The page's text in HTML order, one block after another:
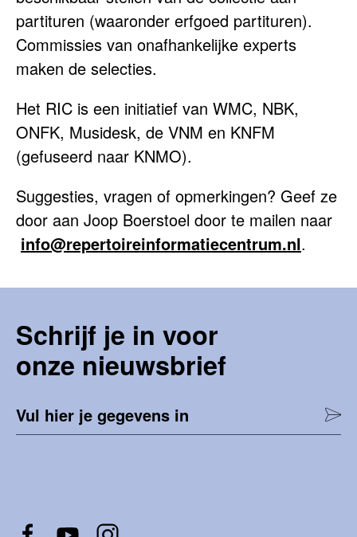
partituren (waaronder erfgoed partituren).
Commissies van onafhankelijke experts
maken de selecties.
Het RIC is een initiatief van WMC, NBK,
ONFK, Musidesk, de VNM en KNFM
(gefuseerd naar KNMO).
Suggesties, vragen of opmerkingen? Geef ze
door aan Joop Boerstoel door te mailen naar
info@repertoireinformatiecentrum.nl.
Schrijf je in voor
onze nieuwsbrief
Vul hier je gegevens in